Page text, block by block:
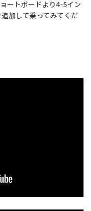
ートボードより4-5イン
加して乗ってみてくだ